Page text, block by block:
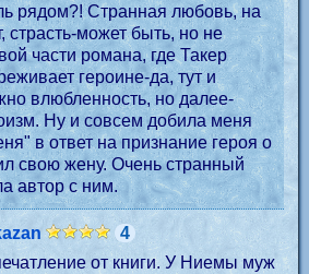
рядом?! Странная любовь, на
страсть-может быть, но не
части романа, где Такер
героине-да, тут и
влюбленность, но далее-
Ну и совсем добила меня
в ответ на признание героя о
свою жену. Очень странный
автор с ним.
4
от книги. У Ниемы муж